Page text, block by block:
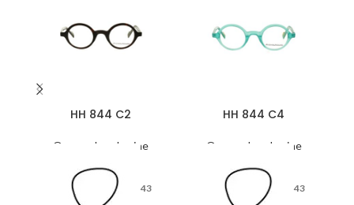
HH 844 C2
Oprawy korekcyjne
43
HH 844 C4
Oprawy korekcyjne
43